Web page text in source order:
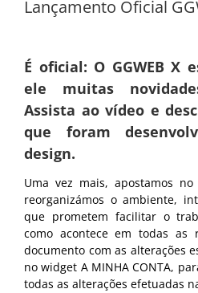
Lançamento Oficial
É oficial: O GGWEB X
ele muitas
Assista ao vídeo e
que foram
design.
Uma vez mais, apostamos
reorganizámos o ambiente,
que prometem facilitar o
como acontece em todas as
documento com as alterações
no widget A MINHA CONTA,
todas as alterações efetuadas